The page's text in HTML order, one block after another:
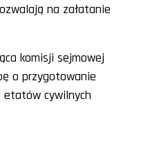
na załatanie
komisji sejmowej
o przygotowanie
cywilnych